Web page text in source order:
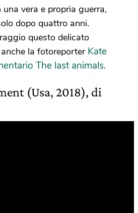
vera e propria guerra,
dopo quattro anni.
questo delicato
la fotoreporterKate
The last animals.
(Usa, 2018), di